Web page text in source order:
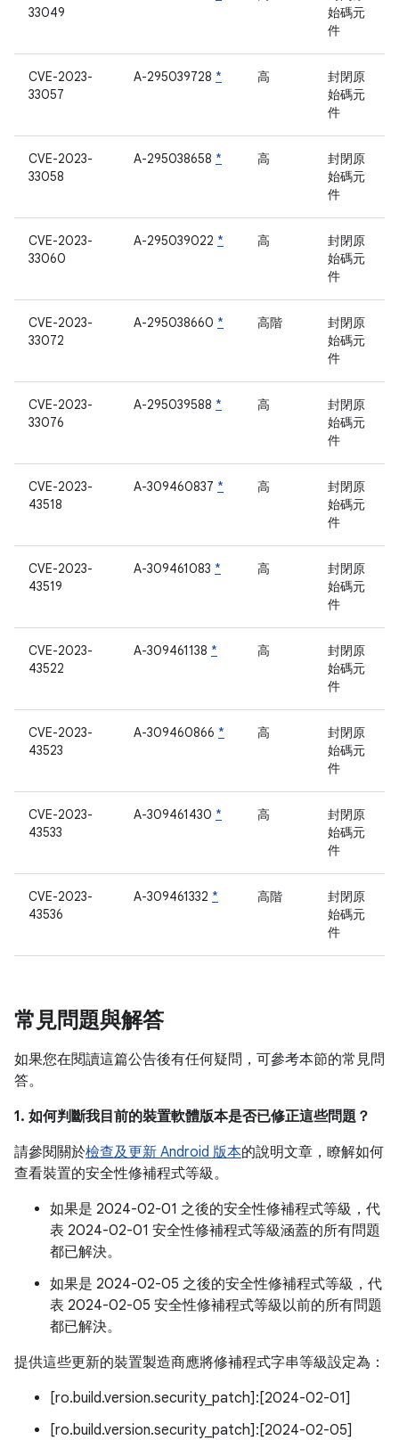
33049
始碼元
件
CVE-2023-
33057
A-295039728 * 高
封閉原
始碼元
件
CVE-2023-
33058
A-295038658 * 高
封閉原
始碼元
件
CVE-2023-
33060
A-295039022 * 高
封閉原
始碼元
件
CVE-2023-
33072
A-295038660 * 高階
封閉原
始碼元
件
CVE-2023-
33076
A-295039588 * 高
封閉原
始碼元
件
CVE-2023-
43518
A-309460837 * 高
封閉原
始碼元
件
CVE-2023-
43519
A-309461083 * 高
封閉原
始碼元
件
CVE-2023-
43522
A-309461138 * 高
封閉原
始碼元
件
CVE-2023-
43523
A-309460866 * 高
封閉原
始碼元
件
CVE-2023-
43533
A-309461430 * 高
封閉原
始碼元
件
CVE-2023-
43536
A-309461332 * 高階
封閉原
始碼元
件
常見問題與解答
如果您在閱讀這篇公告後有任何疑問，可參考本節的常見問
答。
1. 如何判斷我目前的裝置軟體版本是否已修正這些問題？
請參閱關於檢查及更新 Android 版本的說明文章，瞭解如何
查看裝置的安全性修補程式等級。
如果是 2024-02-01 之後的安全性修補程式等級，代
表 2024-02-01 安全性修補程式等級涵蓋的所有問題
都已解決。
如果是 2024-02-05 之後的安全性修補程式等級，代
表 2024-02-05 安全性修補程式等級以前的所有問題
都已解決。
提供這些更新的裝置製造商應將修補程式字串等級設定為：
[ro.build.version.security_patch]:[2024-02-01]
[ro.build.version.security_patch]:[2024-02-05]